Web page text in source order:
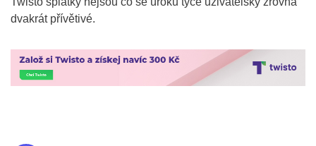
dvakrát přívětivé.